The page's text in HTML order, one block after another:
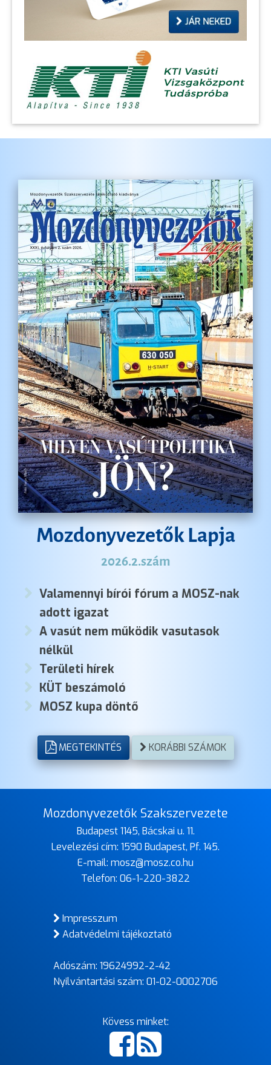
Mozdonyvezetők Lapja
2026.2.szám
Valamennyi bírói fórum a MOSZ-nak
adott igazat
A vasút nem működik vasutasok
nélkül
Területi hírek
KÜT beszámoló
MOSZ kupa döntő
MEGTEKINTÉS KORÁBBI SZÁMOK
Mozdonyvezetők Szakszervezete
Budapest 1145, Bácskai u. 11.
Levelezési cím: 1590 Budapest, Pf. 145.
E-mail: mosz@mosz.co.hu
Telefon: 06-1-220-3822
Impresszum
Adatvédelmi tájékoztató
Adószám: 19624992-2-42
Nyilvántartási szám: 01-02-0002706
Kövess minket: